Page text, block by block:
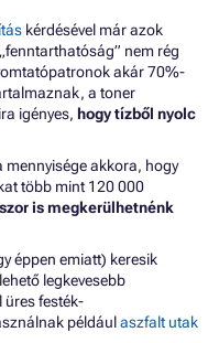
kérdésével már azok
nem rég
akár 70%-
a toner
igényes, hogy tízből nyolc
mennyisége akkora, hogy
több mint 120 000
is megkerülhetnénk
éppen emiatt) keresik
legkevesebb
üres festék-
példáulaszfalt utak